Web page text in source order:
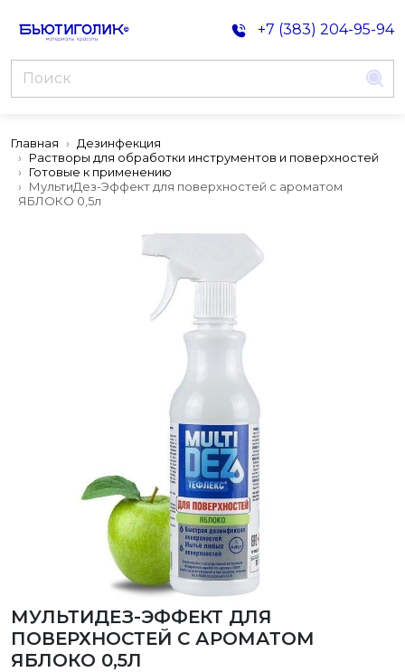
+7 (383) 204-95-94
Главная
Дезинфекция
Растворы для обработки инструментов и поверхностей
Готовые к применению
МультиДез-Эффект для поверхностей с ароматом
ЯБЛОКО 0,5л
МУЛЬТИДЕЗ-ЭФФЕКТ ДЛЯ
ПОВЕРХНОСТЕЙ С АРОМАТОМ
ЯБЛОКО 0,5Л